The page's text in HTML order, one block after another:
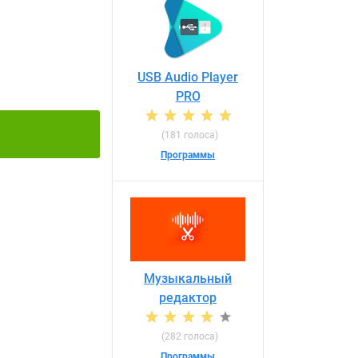
USB Audio Player
PRO
(181 голоса)
Программы
Музыкальный
редактор
(282 голоса)